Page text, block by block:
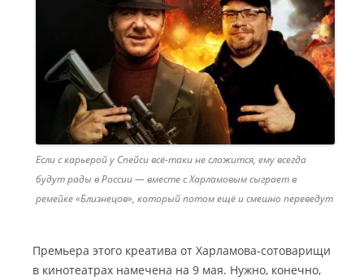
Если с карьерой у Спейси всё-таки не сложится, ему всегда
будут рады в России — вместе с Харламовым сыграет в
ремейке «Близнецов», который потом ещё и смешно переведут
Премьера этого креатива от Харламова-сотоварищи
в кинотеатрах намечена на 9 мая. Нужно, конечно,